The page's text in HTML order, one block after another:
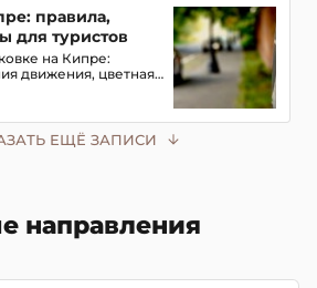
правила,
для туристов
на Кипре:
движения, цветная
ЕЩЁ ЗАПИСИ
направления